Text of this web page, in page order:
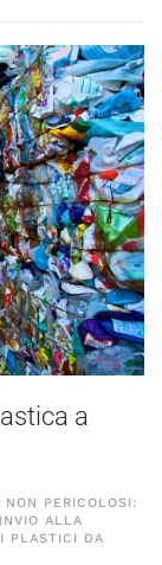
a
PERICOLOSI:
ALLA
PLASTICI DA